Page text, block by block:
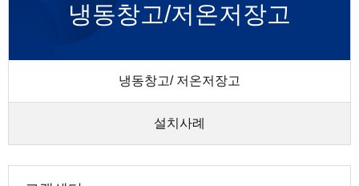
냉동창고/저온저장고
냉동창고/ 저온저장고
설치사례